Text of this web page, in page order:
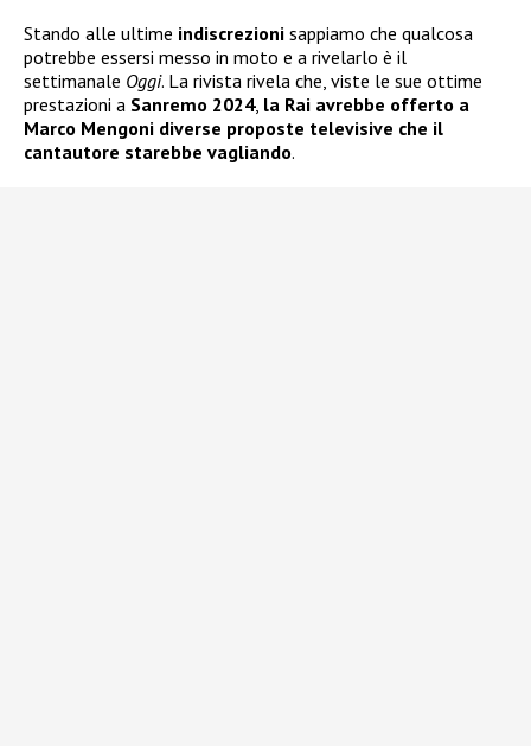
Stando alle ultime indiscrezioni sappiamo che qualcosa
potrebbe essersi messo in moto e a rivelarlo è il
settimanale Oggi. La rivista rivela che, viste le sue ottime
prestazioni a Sanremo 2024, la Rai avrebbe offerto a
Marco Mengoni diverse proposte televisive che il
cantautore starebbe vagliando.